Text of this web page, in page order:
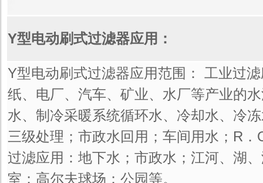
Y型电动刷式过滤器应用：
Y型电动刷式过滤器应用范围： 工业过
纸、电厂、汽车、矿业、水厂等产业的
水、制冷采暖系统循环水、冷却水、冷
三级处理；市政水回用；车间用水；R
过滤应用：地下水；市政水；江河、湖
室；高尔夫球场；公园等。